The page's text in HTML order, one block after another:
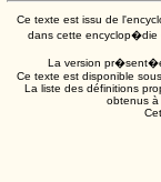
Ce texte est issu de
dans cette encyclop�die
La version
Ce texte est disponible
La liste des définitions
obtenus à